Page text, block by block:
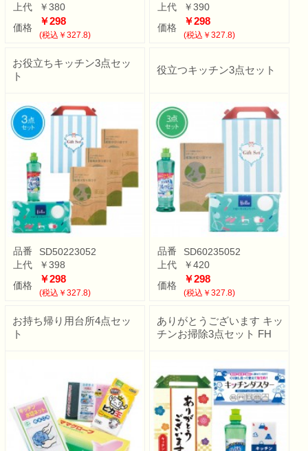
上代
￥380
価格
￥298
(税込￥327.8)
上代
￥390
価格
￥298
(税込￥327.8)
お役立ちキッチン3点セッ
ト
品番
SD50223052
上代
￥398
価格
￥298
(税込￥327.8)
役立つキッチン3点セット
品番
SD60235052
上代
￥420
価格
￥298
(税込￥327.8)
お持ち帰り用台所4点セッ
ト
ありがとうございます キッ
チンお掃除3点セット FH